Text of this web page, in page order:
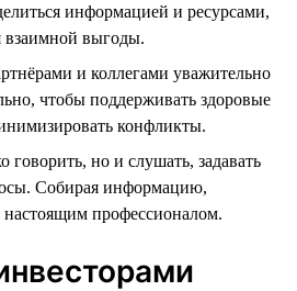
информацией и ресурсами,
взаимной выгоды.
и коллегами уважительно
чтобы поддерживать здоровые
конфликты.
говорить, но и слушать, задавать
Собирая информацию,
настоящим профессионалом.